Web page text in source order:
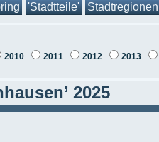
'Stadtteile' Stadtregionen
2010 2011 2012 2013
2025